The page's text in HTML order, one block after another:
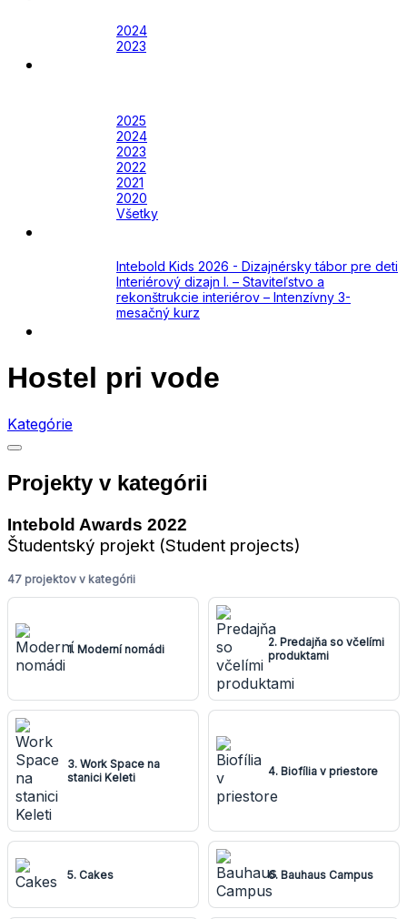
2024
2023
2025
2024
2023
2022
2021
2020
Všetky
Intebold Kids 2026 - Dizajnérsky tábor pre deti
Interiérový dizajn I. – Staviteľstvo a
rekonštrukcie interiérov – Intenzívny 3-
mesačný kurz
Hostel pri vode
Kategórie
Projekty v kategórii
Intebold Awards 2022
Študentský projekt (Student projects)
47 projektov v kategórii
1. Moderní nomádi
2. Predajňa so včelími
produktami
3. Work Space na
stanici Keleti
4. Biofília v priestore
5. Cakes 6. Bauhaus Campus